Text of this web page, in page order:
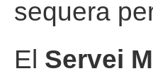
sequera
El Servei